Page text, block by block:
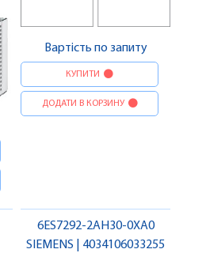
Вартість по запиту
КУПИТИ
ДОДАТИ В КОРЗИНУ
6ES7292-2AH30-0XA0
SIEMENS | 4034106033255